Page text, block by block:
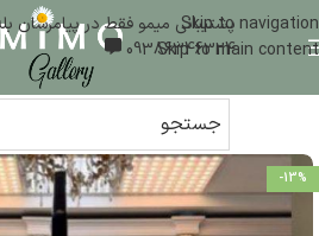
Skip to navigation
Skip to main content
09386346324
-13%